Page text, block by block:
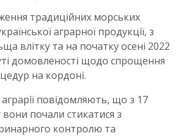
традиційних морських
аграрної продукції, з
влітку та на початку осені 2022
домовленості щодо спрощення
на кордоні.
аграрії повідомляють, що з 17
почали стикатися з
контролю та